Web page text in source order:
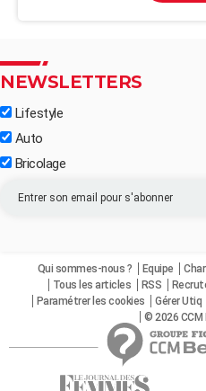
NEWSLETTERS
Lifestyle
Auto
Bricolage
Qui sommes-nous ? Equipe
Tous les articles
RSS
Paramétrer les cookies
Gérer Utiq
© 2026 CCM